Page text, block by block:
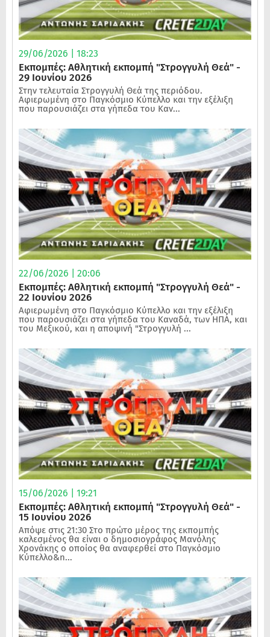
29/06/2026 | 18:23
Εκπομπές: Αθλητική εκπομπή "Στρογγυλή Θεά" -
29 Ιουνίου 2026
Στην τελευταία Στρογγυλή Θεά της περιόδου.
Αφιερωμένη στο Παγκόσμιο Κύπελλο και την εξέλιξη
που παρουσιάζει στα γήπεδα του Καν...
22/06/2026 | 20:06
Εκπομπές: Αθλητική εκπομπή "Στρογγυλή Θεά" -
22 Ιουνίου 2026
Αφιερωμένη στο Παγκόσμιο Κύπελλο και την εξέλιξη
που παρουσιάζει στα γήπεδα του Καναδά, των ΗΠΑ, και
του Μεξικού, και η αποψινή "Στρογγυλή ...
15/06/2026 | 19:21
Εκπομπές: Αθλητική εκπομπή "Στρογγυλή Θεά" -
15 Ιουνίου 2026
Απόψε στις 21:30 Στο πρώτο μέρος της εκπομπής
καλεσμένος θα είναι ο δημοσιογράφος Μανόλης
Χρονάκης ο οποίος θα αναφερθεί στο Παγκόσμιο
Κύπελλο&n...